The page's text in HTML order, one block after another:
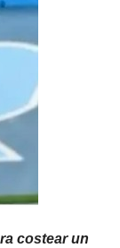
costear un